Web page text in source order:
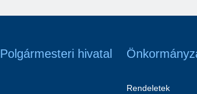
Polgármesteri hivatal
Rendeletek